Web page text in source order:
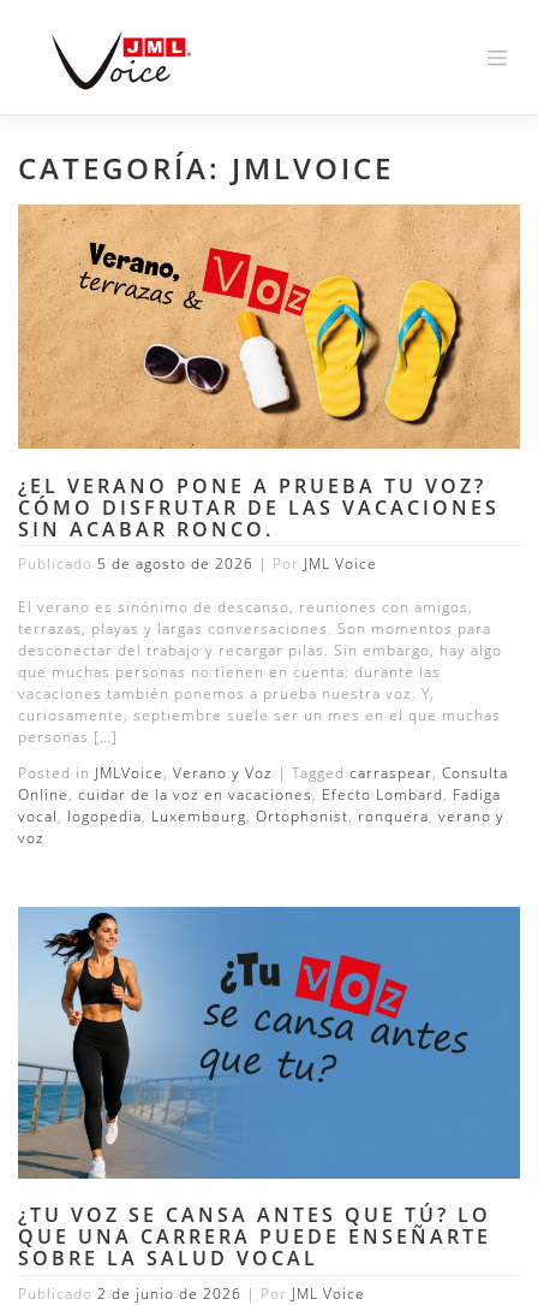
content
CATEGORÍA: JMLVOICE
¿EL VERANO PONE A PRUEBA TU VOZ?
CÓMO DISFRUTAR DE LAS VACACIONES
SIN ACABAR RONCO.
Publicado 5 de agosto de 2026 | Por JML Voice
El verano es sinónimo de descanso, reuniones con amigos,
terrazas, playas y largas conversaciones. Son momentos para
desconectar del trabajo y recargar pilas. Sin embargo, hay algo
que muchas personas no tienen en cuenta: durante las
vacaciones también ponemos a prueba nuestra voz. Y,
curiosamente, septiembre suele ser un mes en el que muchas
personas […]
Posted in JMLVoice, Verano y Voz | Tagged carraspear, Consulta
Online, cuidar de la voz en vacaciones, Efecto Lombard, Fadiga
vocal, logopedia, Luxembourg, Ortophonist, ronquera, verano y
voz
¿TU VOZ SE CANSA ANTES QUE TÚ? LO
QUE UNA CARRERA PUEDE ENSEÑARTE
SOBRE LA SALUD VOCAL
Publicado 2 de junio de 2026 | Por JML Voice